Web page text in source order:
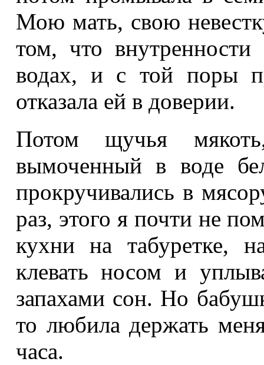
Мою мать, свою
том, что
водах, и с той поры
отказала ей в доверии.
Потом щучья
вымоченный в воде
прокручивались в
раз, этого я почти не
кухни на табуретке,
клевать носом и
запахами сон. Но
то любила держать
часа.